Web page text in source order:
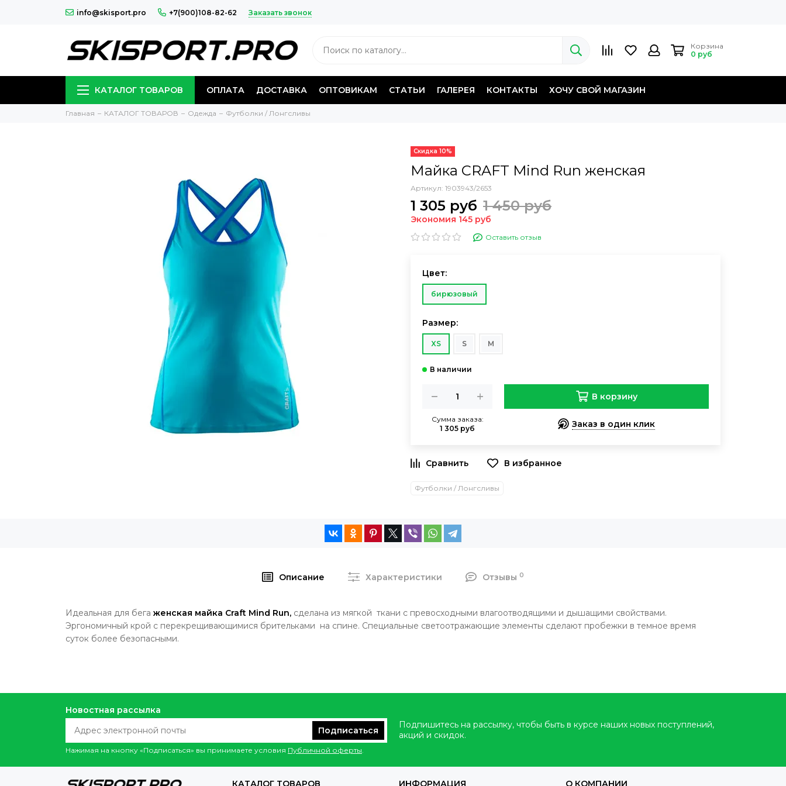
info@skisport.pro +7(900)108-82-62 Заказать звонок
Корзина
0 руб
КАТАЛОГ ТОВАРОВ ОПЛАТА ДОСТАВКА ОПТОВИКАМ СТАТЬИ ГАЛЕРЕЯ КОНТАКТЫ ХОЧУ СВОЙ МАГАЗИН
Главная КАТАЛОГ ТОВАРОВ Одежда Футболки / Лонгсливы
Скидка 10%
Майка CRAFT Mind Run женская
Артикул: 1903943/2653
1 305 руб 1 450 руб
Экономия 145 руб
Оставить отзыв
Цвет:
бирюзовый
Размер:
XS S M
Сумма заказа:
1 305 руб
В корзину
Заказ в один клик
Футболки / Лонгсливы
Описание Характеристики Отзывы 0
Идеальная для бега женская майка Craft Mind Run, сделана из мягкой ткани с превосходными влагоотводящими и дышащими свойствами.
Эргономичный крой с перекрещивающимися брительками на спине. Специальные светоотражающие элементы сделают пробежки в темное время
суток более безопасными.
Новостная рассылка
Подписаться
Нажимая на кнопку «Подписаться» вы принимаете условия Публичной оферты
Подпишитесь на рассылку, чтобы быть в курсе наших новых поступлений,
акций и скидок.
КАТАЛОГ ТОВАРОВ ИНФОРМАЦИЯ О КОМПАНИИ